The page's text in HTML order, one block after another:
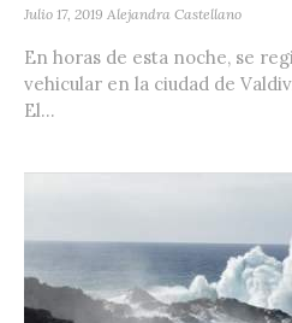
Julio 17, 2019 Alejandra Castellano
En horas de esta noche, se
vehicular en la ciudad de
El...